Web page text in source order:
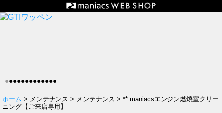
●●●●●●●●●●●●●
ホーム > メンテナンス > メンテナンス > ** maniacsエンジン燃焼室クリー
ニング【ご来店専用】